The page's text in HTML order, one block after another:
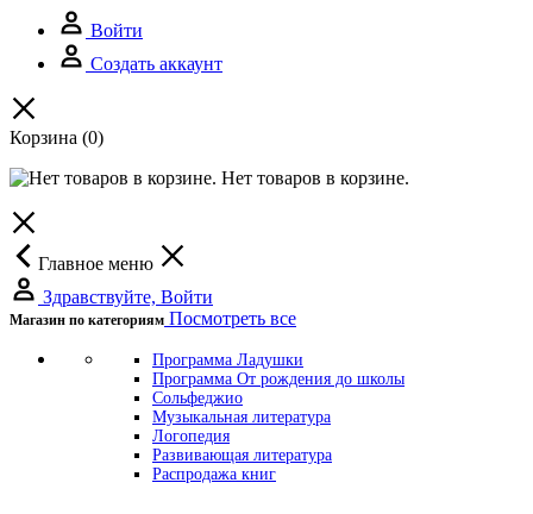
Войти
Создать аккаунт
Корзина (0)
Нет товаров в корзине.
Главное меню
Здравствуйте, Войти
Магазин по категориям Посмотреть все
Программа Ладушки
Программа От рождения до школы
Сольфеджио
Музыкальная литература
Логопедия
Развивающая литература
Распродажа книг